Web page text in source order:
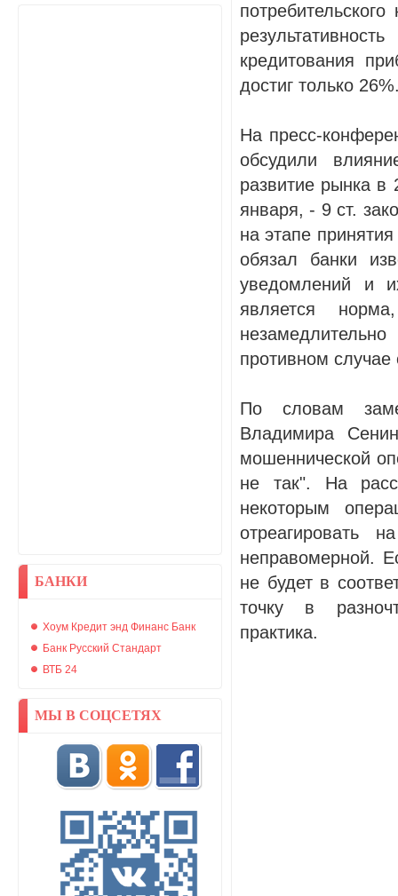
БАНКИ
Хоум Кредит энд Финанс Банк
Банк Русский Стандарт
ВТБ 24
МЫ В СОЦСЕТЯХ
кредитования
достиг только
На пресс-
обсудили
развитие рынка в
января, - 9 ст.
на этапе
обязал банки
уведомлений и
является
противном
По словам
Владимира
мошеннической
не так". На
некоторым
отреагировать
неправомерной.
не будет в
точку в
практика.